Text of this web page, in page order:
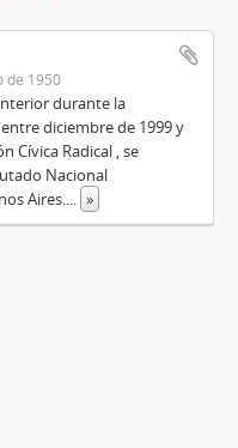
de 1950
durante la
diciembre de 1999 y
Cívica Radical , se
Nacional
Aires.... »